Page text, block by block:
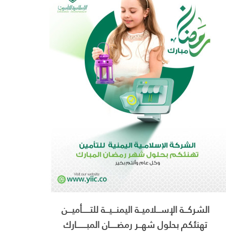
الشركــــة الإســــلاميـــة اليمنــــيــــة للتــــــــأميــــن
تهنئكم بحلول شهـــر رمضـــــــان المبــــــــــارك